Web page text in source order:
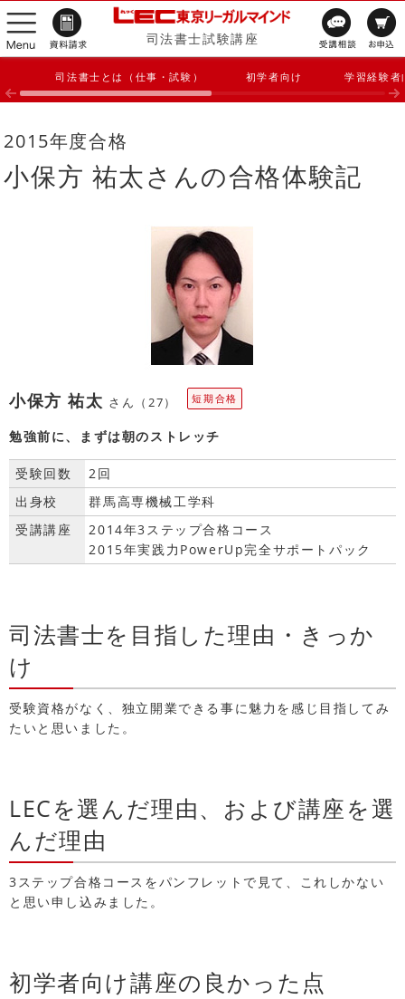
司法書士試験講座
司法書士とは（仕事・試験） 初学者向け 学習経験者
2015年度合格
小保方 祐太さんの合格体験記
小保方 祐太 さん（27） 短期合格
勉強前に、まずは朝のストレッチ
受験回数
2回
出身校
群馬高専機械工学科
受講講座
2014年3ステップ合格コース
2015年実践力PowerUp完全サポートパック
司法書士を目指した理由・きっか
け
受験資格がなく、独立開業できる事に魅力を感じ目指してみ
たいと思いました。
LECを選んだ理由、および講座を選
んだ理由
3ステップ合格コースをパンフレットで見て、これしかない
と思い申し込みました。
初学者向け講座の良かった点